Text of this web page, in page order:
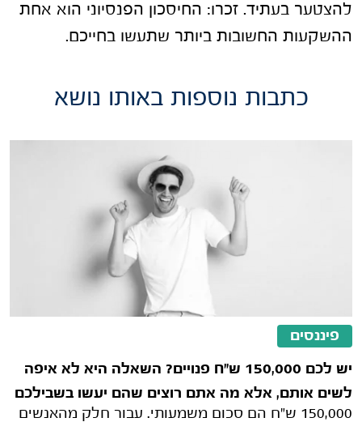
להצטער בעתיד. זכרו: החיסכון הפנסיוני הוא אחת
ההשקעות החשובות ביותר שתעשו בחייכם.
כתבות נוספות באותו נושא
פיננסים
יש לכם 150,000 ש"ח פנויים? השאלה היא לא איפה
לשים אותם, אלא מה אתם רוצים שהם יעשו בשבילכם
150,000 ש"ח הם סכום משמעותי. עבור חלק מהאנשים